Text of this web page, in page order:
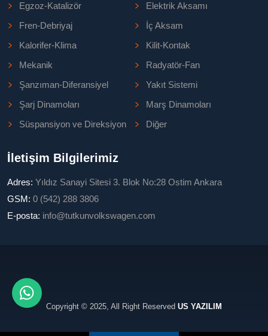
Egzoz-Katalizör
Elektrik Aksamı
Fren-Debriyaj
İç Aksam
Kalorifer-Klima
Kilit-Kontak
Mekanik
Radyatör-Fan
Şanzıman-Diferansiyel
Yakıt Sistemi
Şarj Dinamoları
Marş Dinamoları
Süspansiyon ve Direksiyon
Diğer
İletişim Bilgilerimiz
Adres: Yıldız Sanayi Sitesi 3. Blok No:28 Ostim Ankara
GSM: 0 (542) 288 3806
E-posta: info@tutkunvolkswagen.com
Copyright © 2025, All Right Reserved US YAZILIM